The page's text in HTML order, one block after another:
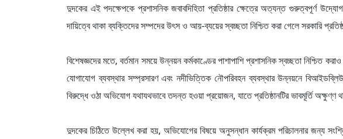
দুদকের এই পদক্ষেপকে প্রশাসনিক জবাবদিহিতা প্রতিষ্ঠার ক্ষেত্রে অত্যন্ত গুরুত্বপূর্ণ উদ্যোগ
দায়িত্বে থাকা ব্যক্তিদের সম্পদের উৎস ও আয়-ব্যয়ের স্বচ্ছতা নিশ্চিত করা গেলে সরকারি
বিশেষজ্ঞদের মতে, বর্তমান সময়ে উন্নয়ন কর্মকাণ্ডের পাশাপাশি প্রশাসনিক স্বচ্ছতা নিশ্চিত
যোগাযোগ ব্যবস্থার সম্প্রসারণ এবং নদীভিত্তিক নৌপরিবহন ব্যবস্থার উন্নয়নে
বিরুদ্ধে ওঠা অভিযোগ যথাযথভাবে তদন্ত হওয়া প্রয়োজন, যাতে প্রতিষ্ঠানটির ভাবমূর্তি অক্ষুণ্ণ
দুদকের চিঠিতে উল্লেখ করা হয়, অভিযোগের বিষয়ে অনুসন্ধান কার্যক্রম পরিচালনার জন্য